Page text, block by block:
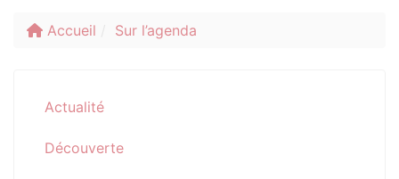
Accueil Sur l’agenda
Actualité
Découverte